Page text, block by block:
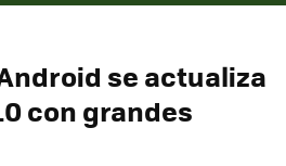
se actualiza
con grandes